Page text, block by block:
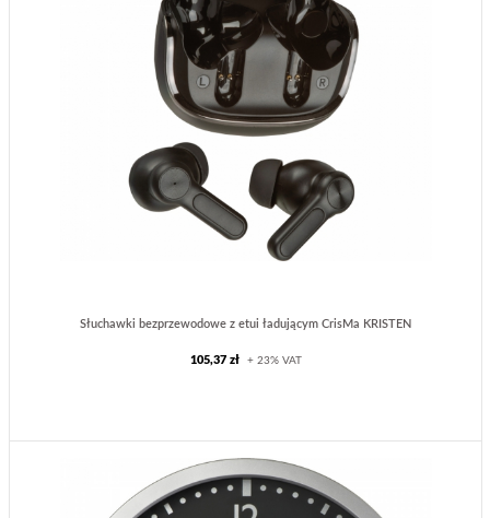
Słuchawki bezprzewodowe z etui ładującym CrisMa KRISTEN
105,37 zł + 23% VAT